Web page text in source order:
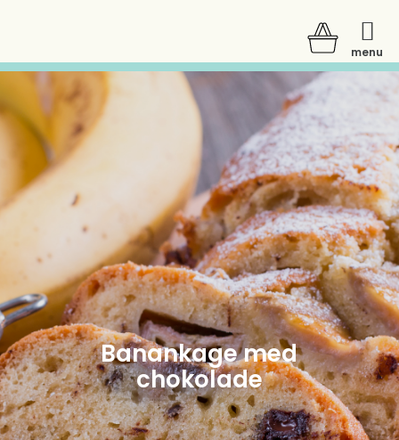
menu
Der er ingen varer i din kurv.
Banankage med
chokolade